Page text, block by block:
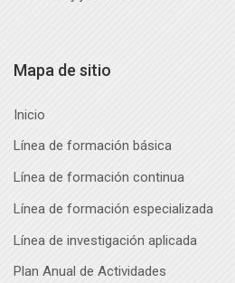
Mapa de sitio
Inicio
Línea de formación básica
Línea de formación continua
Línea de formación especializada
Línea de investigación aplicada
Plan Anual de Actividades